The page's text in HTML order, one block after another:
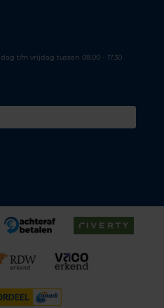
t/m vrijdag tussen 08.00 - 17.30